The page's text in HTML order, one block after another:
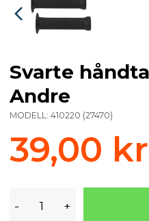
Svarte
Andre
MODELL: 410220 (27470)
39,00 kr
- +